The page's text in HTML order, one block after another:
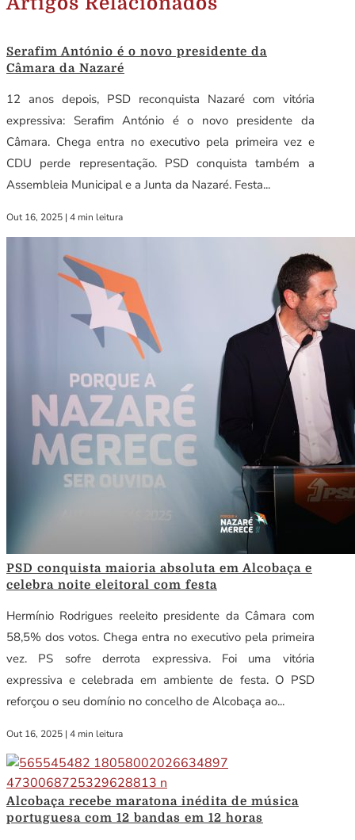
Serafim António é o novo presidente da
Câmara da Nazaré
12 anos depois, PSD reconquista Nazaré com vitória
expressiva: Serafim António é o novo presidente da
Câmara. Chega entra no executivo pela primeira vez e
CDU perde representação. PSD conquista também a
Assembleia Municipal e a Junta da Nazaré. Festa...
Out 16, 2025 | 4 min leitura
PSD conquista maioria absoluta em Alcobaça e
celebra noite eleitoral com festa
Hermínio Rodrigues reeleito presidente da Câmara com
58,5% dos votos. Chega entra no executivo pela primeira
vez. PS sofre derrota expressiva. Foi uma vitória
expressiva e celebrada em ambiente de festa. O PSD
reforçou o seu domínio no concelho de Alcobaça ao...
Out 16, 2025 | 4 min leitura
Alcobaça recebe maratona inédita de música
portuguesa com 12 bandas em 12 horas